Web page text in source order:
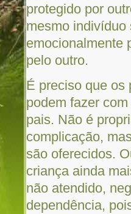
protegido por
mesmo indivíduo
emocionalmente
pelo outro.
É preciso que os
podem fazer
pais. Não é
complicação,
são oferecidos.
criança ainda
não atendido,
dependência,